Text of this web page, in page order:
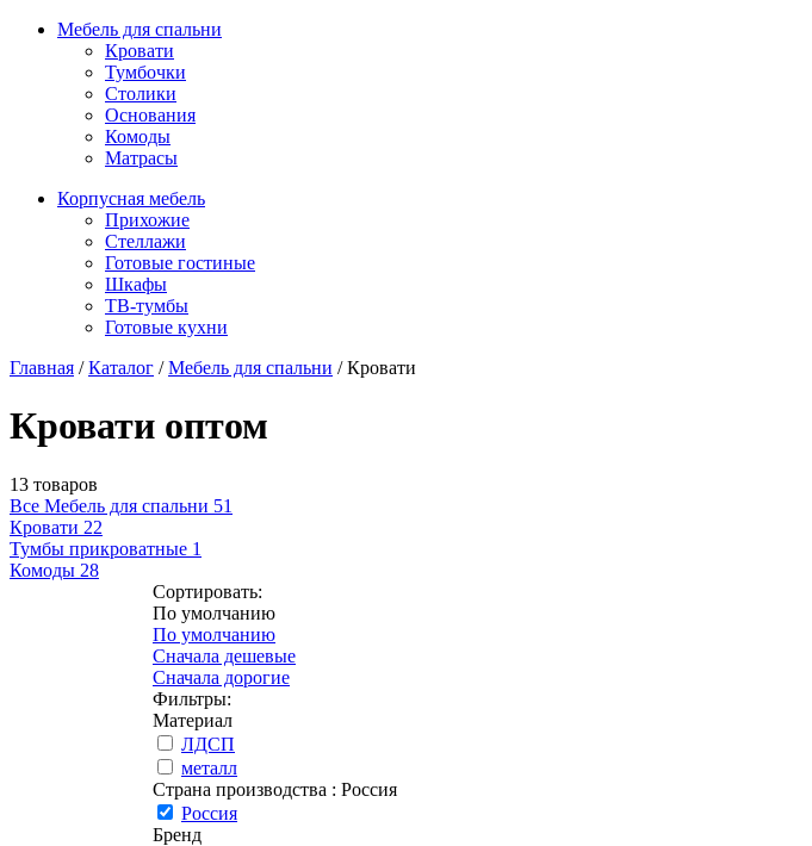
Мебель для спальни
Кровати
Тумбочки
Столики
Основания
Комоды
Матрасы
Корпусная мебель
Прихожие
Стеллажи
Готовые гостиные
Шкафы
ТВ-тумбы
Готовые кухни
Главная /Каталог /Мебель для спальни /Кровати
Кровати оптом
13 товаров
Все Мебель для спальни 51
Кровати 22
Тумбы прикроватные 1
Комоды 28
Сортировать:
По умолчанию
По умолчанию
Сначала дешевые
Сначала дорогие
Фильтры:
Материал
ЛДСП
металл
Страна производства : Россия
Россия
Бренд